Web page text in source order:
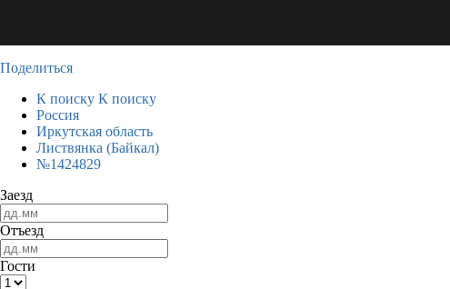
Поделиться
К поиску К поиску
Россия
Иркутская область
Листвянка (Байкал)
№1424829
Заезд
Отъезд
Гости